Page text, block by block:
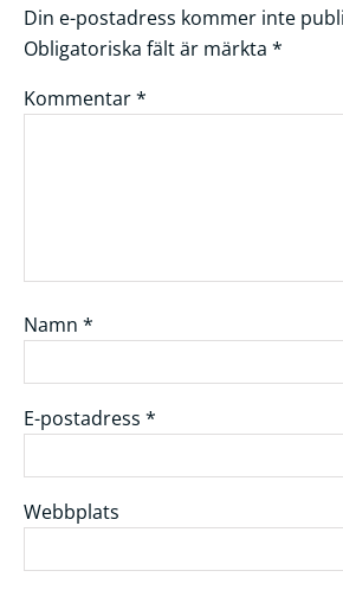
Din e-postadress kommer inte
Obligatoriska fält är märkta *
Kommentar*
Namn *
E-postadress *
Webbplats